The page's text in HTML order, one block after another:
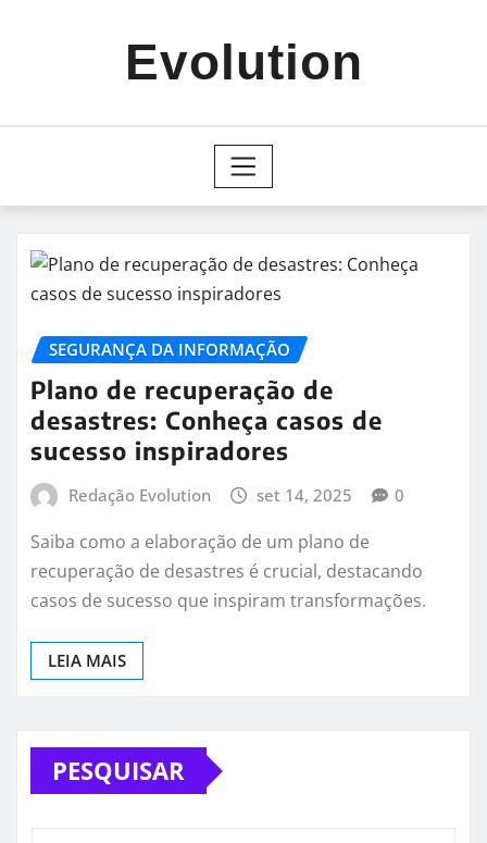
Evolution
SEGURANÇA DA INFORMAÇÃO
Plano de recuperação de
desastres: Conheça casos de
sucesso inspiradores
Redação Evolution set 14, 2025 0
Saiba como a elaboração de um plano de
recuperação de desastres é crucial, destacando
casos de sucesso que inspiram transformações.
LEIA MAIS
PESQUISAR